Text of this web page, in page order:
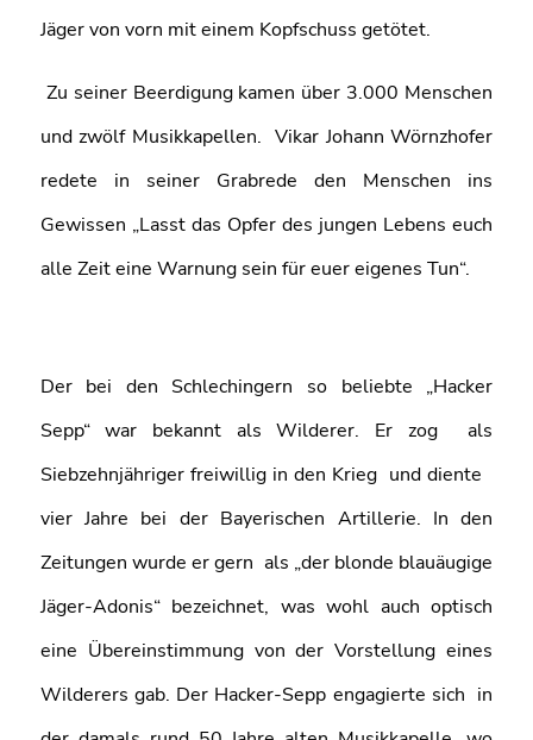
Jäger von vorn mit einem Kopfschuss getötet.
Zu seiner Beerdigung kamen über 3.000 Menschen
und zwölf Musikkapellen. Vikar Johann Wörnzhofer
redete in seiner Grabrede den Menschen ins
Gewissen „Lasst das Opfer des jungen Lebens euch
alle Zeit eine Warnung sein für euer eigenes Tun“.
Der bei den Schlechingern so beliebte „Hacker
Sepp“ war bekannt als Wilderer. Er zog als
Siebzehnjähriger freiwillig in den Krieg und diente
vier Jahre bei der Bayerischen Artillerie. In den
Zeitungen wurde er gern als „der blonde blauäugige
Jäger-Adonis“ bezeichnet, was wohl auch optisch
eine Übereinstimmung von der Vorstellung eines
Wilderers gab. Der Hacker-Sepp engagierte sich in